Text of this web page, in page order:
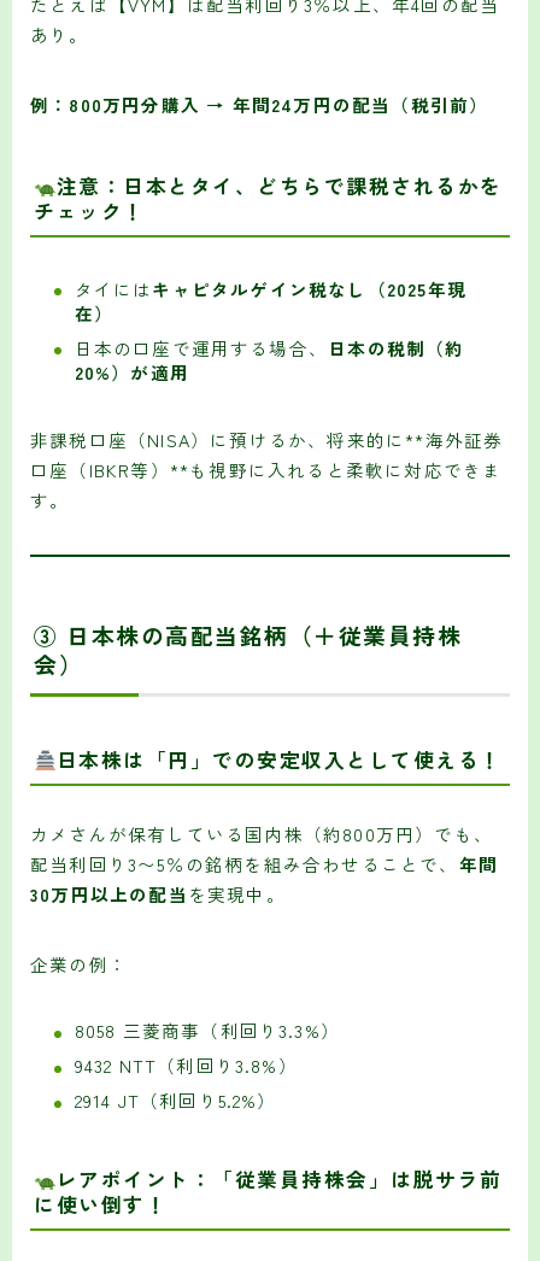
あり。
例：800万円分購入 → 年間24万円の配当（税引前）
注意：日本とタイ、どちらで課税されるかを
チェック！
タイにはキャピタルゲイン税なし（2025年現
在）
日本の口座で運用する場合、
日本の税制（約
20%）が適用
非課税口座（NISA）に預けるか、将来的に**海外証券
口座（IBKR等）**も視野に入れると柔軟に対応できま
す。
③ 日本株の高配当銘柄（＋従業員持株
会）
日本株は「円」での安定収入として使える！
カメさんが保有している国内株（約800万円）でも、
配当利回り3〜5％の銘柄を組み合わせることで、 年間
30万円以上の配当 を実現中。
企業の例：
8058 三菱商事（利回り3.3%）
9432 NTT（利回り3.8%）
2914 JT（利回り5.2%）
レアポイント：「従業員持株会」は脱サラ前
に使い倒す！